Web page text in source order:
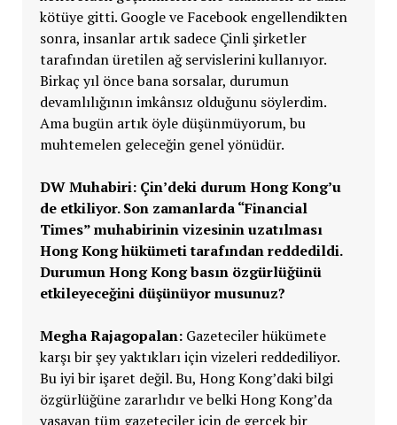
kötüye gitti. Google ve Facebook engellendikten
sonra, insanlar artık sadece Çinli şirketler
tarafından üretilen ağ servislerini kullanıyor.
Birkaç yıl önce bana sorsalar, durumun
devamlılığının imkânsız olduğunu söylerdim.
Ama bugün artık öyle düşünmüyorum, bu
muhtemelen geleceğin genel yönüdür.
DW Muhabiri: Çin’deki durum Hong Kong’u
de etkiliyor.Son zamanlarda“Financial
Times” muhabirinin vizesinin uzatılması
Hong Kong hükümeti tarafından reddedildi.
Durumun Hong Kong basın özgürlüğünü
etkileyeceğini düşünüyor musunuz?
Megha Rajagopalan:Gazeteciler hükümete
karşı bir şey yaktıkları için vizeleri reddediliyor.
Bu iyi bir işaret değil. Bu, Hong Kong’daki bilgi
özgürlüğüne zararlıdır ve belki Hong Kong’da
yaşayan tüm gazeteciler için de gerçek bir